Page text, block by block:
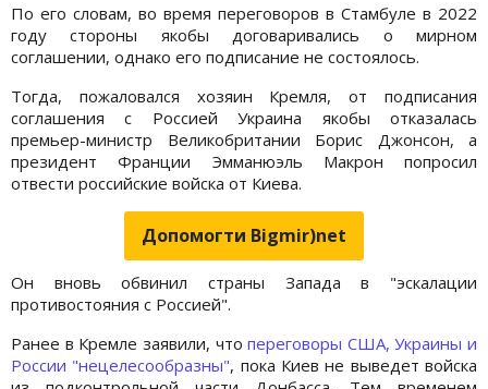
По его словам, во время переговоров в Стамбуле в 2022
году стороны якобы договаривались о мирном
соглашении, однако его подписание не состоялось.
Тогда, пожаловался хозяин Кремля, от подписания
соглашения с Россией Украина якобы отказалась
премьер-министр Великобритании Борис Джонсон, а
президент Франции Эмманюэль Макрон попросил
отвести российские войска от Киева.
Допомогти Bigmir)net
Он вновь обвинил страны Запада в "эскалации
противостояния с Россией".
Ранее в Кремле заявили, чтопереговоры США, Украины и
России "нецелесообразны", пока Киев не выведет войска